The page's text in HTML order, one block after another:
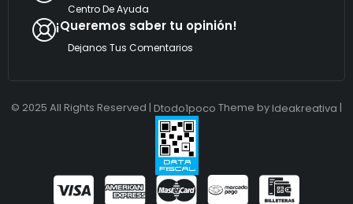
Centro De Ayuda
¡Queremos saber tu opinión!
Dejanos Tus Comentarios
© 2025 All Rights Reserved | Dtodo1poco Theme by Ideakreativa |